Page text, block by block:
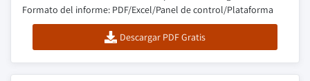
Formato del informe: PDF/Excel/Panel de control/Plataforma
Descargar PDF Gratis